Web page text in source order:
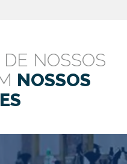
NOSSOS
NOSSOS